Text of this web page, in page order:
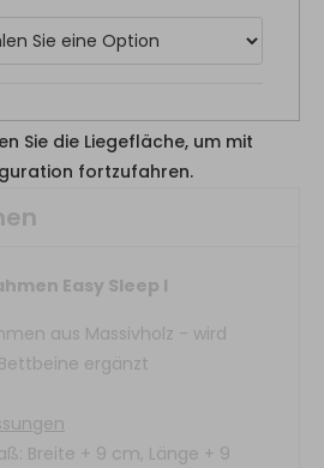
Easy Sleep I
aus Massivholz - wird
ergänzt
Breite + 9 cm, Länge + 9
Sie die Liegefläche, um mit
fortzufahren.